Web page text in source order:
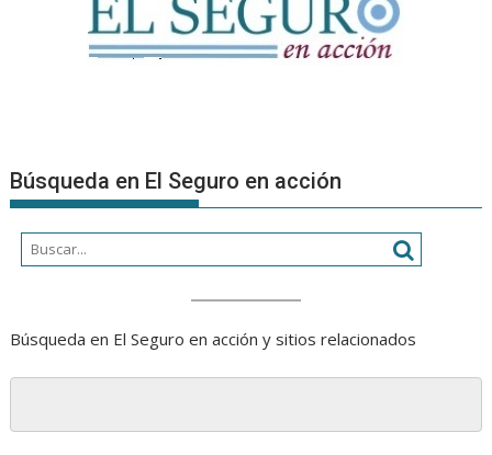
Búsqueda en El Seguro en acción
Búsqueda en El Seguro en acción y sitios relacionados